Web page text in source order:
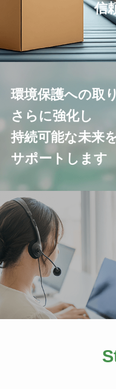
信
環境保護への取
さらに強化し
持続可能な未来
サポートします